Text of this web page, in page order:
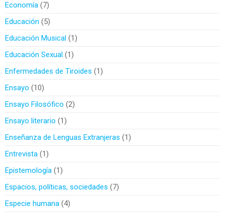
Economía 7
Educación
5
Educación Musical 1
Educación Sexual 1
Enfermedades de Tiroides
1
Ensayo
10
Ensayo Filosófico 2
Ensayo literario
1
Enseñanza de Lenguas Extranjeras
1
Entrevista 1
Epistemología 1
Espacios, políticas, sociedades
7
Especie humana 4